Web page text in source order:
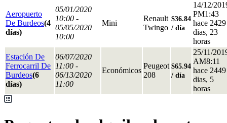
Aeropuerto
De Burdeos(4
días)
05/01/2020
10:00 -
05/05/2020
10:00
Mini
Renault
Twingo
$36.84
/ día
14/12/
PM1:43
hace 2429
dias, 23
horas
Estación De
Ferrocarril De
Burdeos(6
días)
06/07/2020
11:00 -
06/13/2020
11:00
Económicos
Peugeot
208
$65.94
/ día
25/11/
AM8:11
hace 2449
dias, 5
horas